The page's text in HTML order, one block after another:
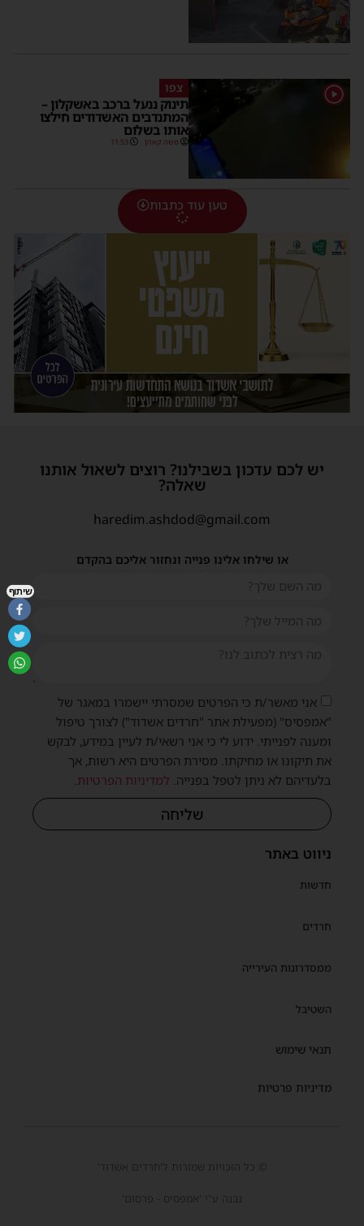
1 צפו
תינוק ננעל ברכב באשקלון –
המתנדבים האשדודים חילצו
אותו בשלום
משה קאהן 11:53
טען עוד כתבות
ניווט באתר
חדשות
חרדים
ממסדרונות העירייה
השטיבל
תנאי שימוש
מדיניות פרטיות
יש לכם עדכון בשבילנו? רוצים לשאול אותנו
שאלה?
haredim.ashdod@gmail.com
או שילחו אלינו פנייה ונחזור אליכם בהקדם
אני מאשר/ת כי הפרטים שמסרתי יישמרו במאגר של
"אמפסיס" (מפעילת אתר "חרדים אשדוד") לצורך טיפול
ומענה לפנייתי. ידוע לי כי אני רשאי/ת לעיין במידע, לבקש
את תיקונו או מחיקתו. מסירת הפרטים היא רשות, אך
בלעדיהם לא ניתן לטפל בפנייה. למדיניות הפרטיות.
שליחה
© כל הזכויות שמורות ל'חרדים אשדוד'
נבנה ע"י 'אמפסיס - פרסום'
שיתוף